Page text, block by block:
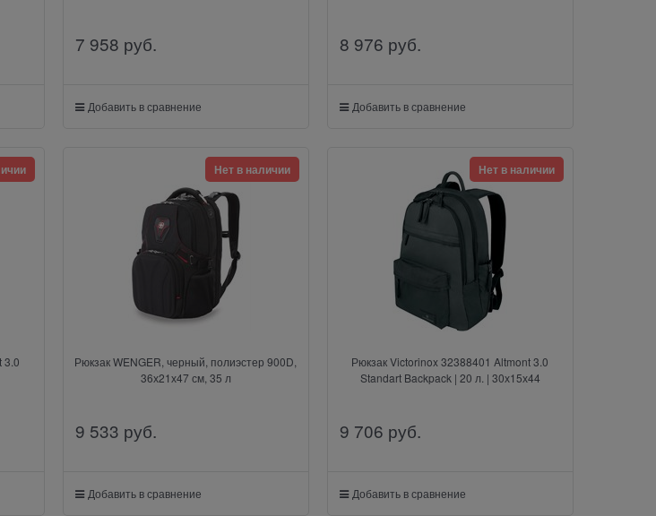
7 958 руб.
Добавить в сравнение
8 976 руб.
Добавить в сравнение
3.0
Рюкзак WENGER, черный, полиэстер 900D,
36х21х47 см, 35 л
Нет в наличии
9 533 руб.
Добавить в сравнение
Рюкзак Victorinox 32388401 Altmont 3.0
Standart Backpack | 20 л. | 30х15х44
Нет в наличии
9 706 руб.
Добавить в сравнение